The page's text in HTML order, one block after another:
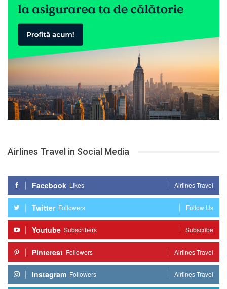
Airlines Travel in Social Media
Facebook Likes Airlines Travel
Twitter Followers Follow Us
Youtube Subscribers Subscribe
Pinterest Followers Airlines Travel
Instagram Followers Airlines Travel